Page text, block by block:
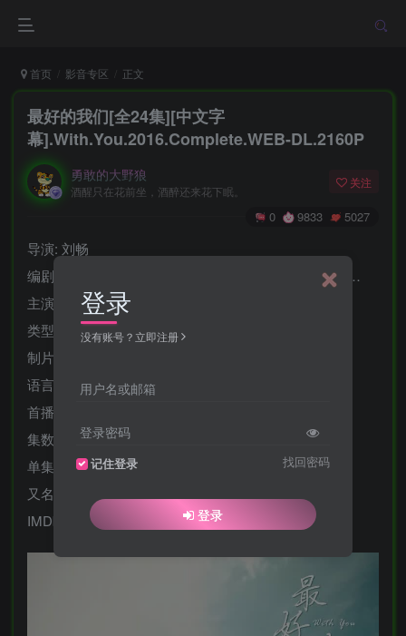
首页 影音专区 正文
最好的我们[全24集][中文字
幕].With.You.2016.Complete.WEB-DL.2160P
勇敢的大野狼
酒醒只在花前坐，酒醉还来花下眠。
关注
0 9833 5027
导演: 刘畅
编剧: 八月长安 / 李嘉 / 殷姝双双 / 陈潇骁 / 吴桐 / 更多…
主演: 刘昊然 / 谭松韵 / 王栎鑫 / 董晴 / 李砚 / 更多…
类型: 剧情 / 爱情
制片国家/地区: 中国大陆
语言: 汉语普通话
首播: 2016-04-08(中国大陆)
集数: 24
单集片长: 45分钟
又名: With You
IMDb: tt7049444
登录
没有账号？立即注册
用户名或邮箱
登录密码
记住登录 找回密码
登录